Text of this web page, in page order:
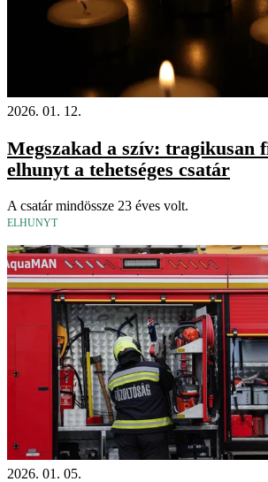
2026. 01. 12.
Megszakad a szív: tragikusan
elhunyt a tehetséges csatár
A csatár mindössze 23 éves volt.
ELHUNYT
2026. 01. 05.